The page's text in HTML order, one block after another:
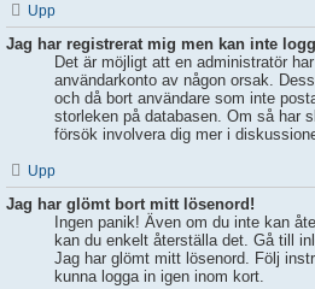
Upp
Jag har registrerat mig men kan inte
Det är möjligt att en administratör
användarkonto av någon orsak.
och då bort användare som inte
storleken på databasen. Om så har
försök involvera dig mer i
Upp
Jag har glömt bort mitt lösenord!
Ingen panik! Även om du inte kan
kan du enkelt återställa det. Gå till
Jag har glömt mitt lösenord. Följ
kunna logga in igen inom kort.